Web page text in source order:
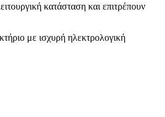
κατάσταση και επιτρέπουν
με ισχυρή ηλεκτρολογική